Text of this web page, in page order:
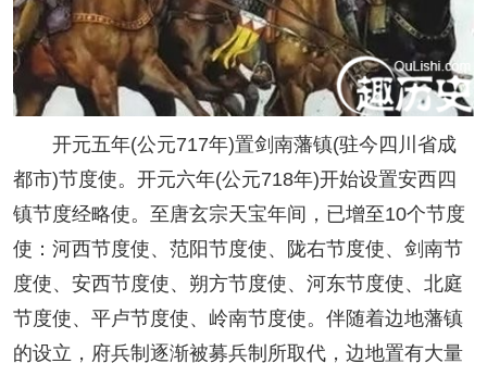
开元五年(公元717年)置剑南藩镇(驻今四川省成
都市)节度使。开元六年(公元718年)开始设置安西四
镇节度经略使。至唐玄宗天宝年间，已增至10个节度
使：河西节度使、范阳节度使、陇右节度使、剑南节
度使、安西节度使、朔方节度使、河东节度使、北庭
节度使、平卢节度使、岭南节度使。伴随着边地藩镇
的设立，府兵制逐渐被募兵制所取代，边地置有大量